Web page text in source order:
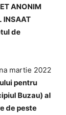
ANONIM
INSAAT
de
martie 2022
pentru
Buzau) al
de peste